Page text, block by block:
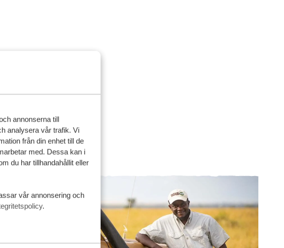
annonserna till
analysera vår trafik. Vi
från din enhet till de
med. Dessa kan i
du har tillhandahållit eller
vår annonsering och
.